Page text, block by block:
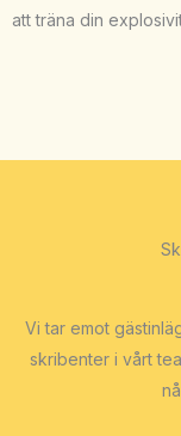
att träna din
Vi tar emot
skribenter i vårt